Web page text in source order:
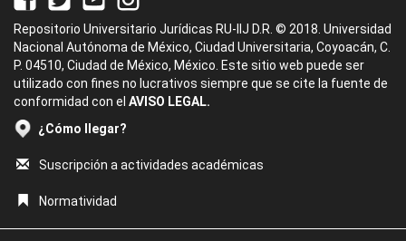
Repositorio Universitario Jurídicas RU-IIJ D.R. © 2018. Universidad
Nacional Autónoma de México, Ciudad Universitaria, Coyoacán, C.
P. 04510, Ciudad de México, México. Este sitio web puede ser
utilizado con fines no lucrativos siempre que se cite la fuente de
conformidad con el AVISO LEGAL.
¿Cómo llegar?
Suscripción a actividades académicas
Normatividad